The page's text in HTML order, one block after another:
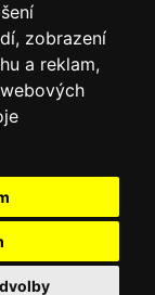
zobrazení
a reklam,